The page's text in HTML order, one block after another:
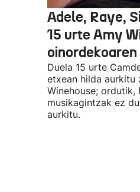
Adele, Raye,
15 urte Amy
oinordekoaren
Duela 15 urte
etxean hilda aurkitu
Winehouse; ordutik,
musikagintzak ez
aurkitu.